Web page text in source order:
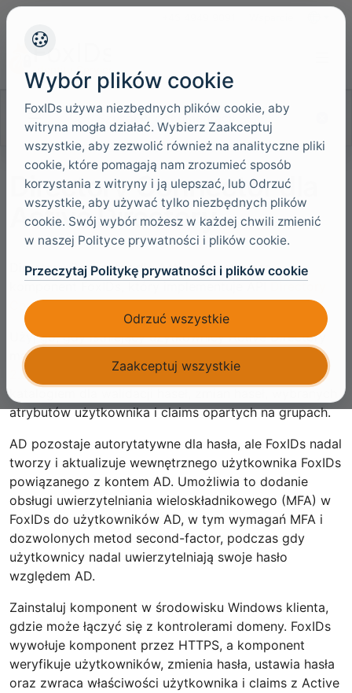
Szukaj w dokumentacji
Directory Connector dla
Active Directory
Directory Connector dla Active Directory to
Connector
Użyj go, gdy istniejący użytkownicy Active Directory
mają logować się do aplikacji
SAML
2.0przez FoxIDs, a AD pozostaje autorytatywnym
katalogiem dla walidacji haseł, zmian haseł, wybranych
atrybutów użytkownika i claims opartych na grupach.
AD pozostaje autorytatywne dla hasła, ale FoxIDs nadal
tworzy i aktualizuje wewnętrznego użytkownika FoxIDs
powiązanego z kontem AD. Umożliwia to dodanie
obsługi uwierzytelniania wieloskładnikowego (MFA) w
FoxIDs do użytkowników AD, w tym wymagań MFA i
dozwolonych metod second-factor, podczas gdy
użytkownicy nadal uwierzytelniają swoje hasło
względem AD.
Zainstaluj komponent w środowisku Windows klienta,
gdzie może łączyć się z kontrolerami domeny. FoxIDs
wywołuje komponent przez HTTPS, a komponent
weryfikuje użytkowników, zmienia hasła, ustawia hasła
oraz zwraca właściwości użytkownika i claims z Active
Wybór plików cookie
FoxIDs używa niezbędnych plików cookie, aby
witryna mogła działać. Wybierz Zaakceptuj
wszystkie, aby zezwolić również na analityczne pliki
cookie, które pomagają nam zrozumieć sposób
korzystania z witryny i ją ulepszać, lub Odrzuć
wszystkie, aby używać tylko niezbędnych plików
cookie. Swój wybór możesz w każdej chwili zmienić
w naszej Polityce prywatności i plików cookie.
Przeczytaj Politykę prywatności i plików cookie
Odrzuć wszystkie
Zaakceptuj wszystkie